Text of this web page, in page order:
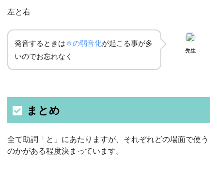
左と右
発音するときはㅎの弱音化が起こる事が多
いのでお忘れなく
先生
まとめ
全て助詞「と」にあたりますが、それぞれどの場面で使う
のかがある程度決まっています。